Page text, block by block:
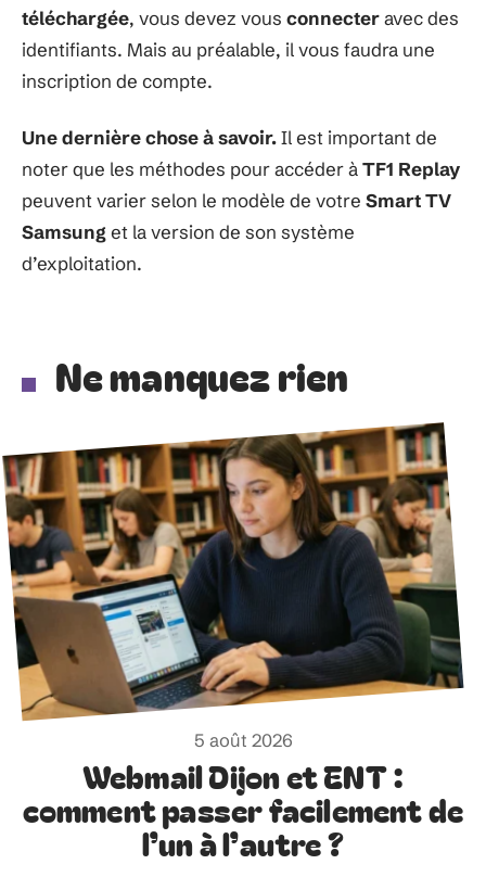
téléchargée, vous devez vous connecteravec des
identifiants. Mais au préalable, il vous faudra une
inscription de compte.
Une dernière chose à savoir.Il est important de
noter que les méthodes pour accéder àTF1 Replay
peuvent varier selon le modèle de votre Smart TV
Samsung et la version de son système
d’exploitation.
Ne manquez rien
5 août 2026
Webmail Dijon et ENT :
comment passer facilement de
l’un à l’autre ?